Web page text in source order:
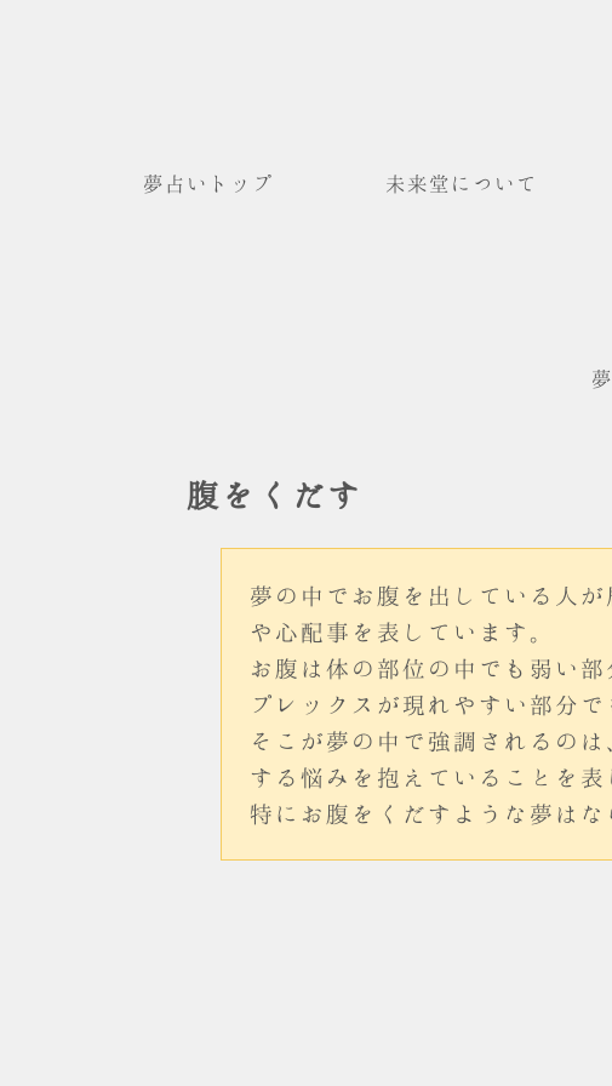
夢占いトップ 未来堂について
腹をくだす
夢の中でお腹を出している人
や心配事を表しています。
お腹は体の部位の中でも弱い
プレックスが現れやすい部分で
そこが夢の中で強調されるの
する悩みを抱えていることを表
特にお腹をくだすような夢は